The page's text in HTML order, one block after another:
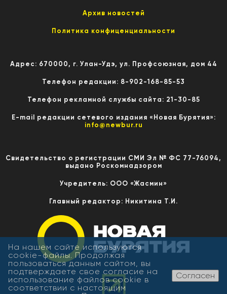
Архив новостей
Политика конфиценциальности
Адрес: 670000, г. Улан-Удэ, ул. Профсоюзная, дом 44
Телефон редакции: 8-902-168-85-53
Телефон рекламной службы сайта: 21-30-85
E-mail редакции сетевого издания «Новая Бурятия»:
info@newbur.ru
Свидетельство о регистрации СМИ Эл № ФС 77-76094,
выдано Роскомнадзором
Учредитель: ООО «Жасмин»
Главный редактор: Никитина Т.И.
На нашем сайте используются
cookie-файлы. Продолжая
пользоваться данным сайтом, вы
подтверждаете свое согласие на
использование файлов cookie в
соответствии с настоящим
Согласен